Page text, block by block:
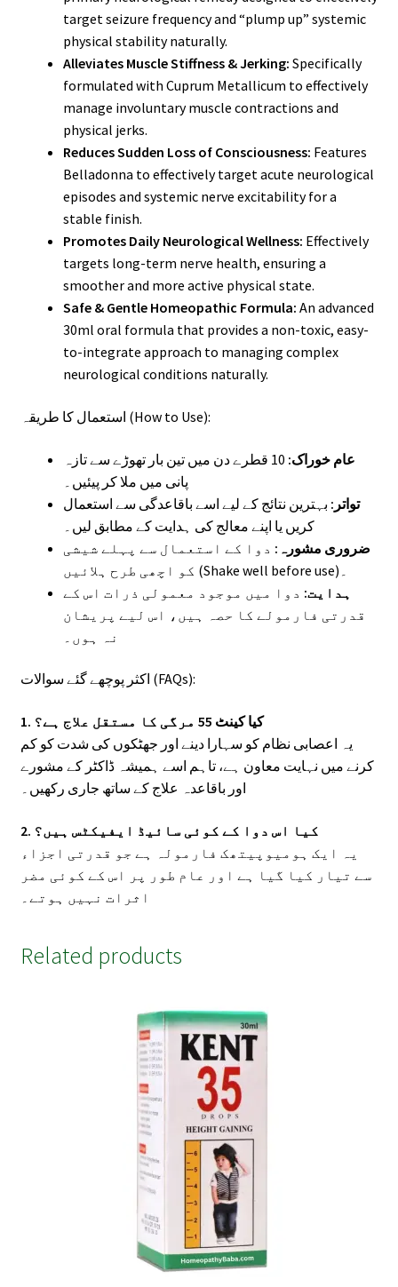
target seizure frequency and “plump up” systemic
physical stability naturally.
Alleviates Muscle Stiffness & Jerking: Specifically
formulated with Cuprum Metallicum to effectively
manage involuntary muscle contractions and
physical jerks.
Reduces Sudden Loss of Consciousness: Features
Belladonna to effectively target acute neurological
episodes and systemic nerve excitability for a
stable finish.
Promotes Daily Neurological Wellness: Effectively
targets long-term nerve health, ensuring a
smoother and more active physical state.
Safe & Gentle Homeopathic Formula: An advanced
30ml oral formula that provides a non-toxic, easy-
to-integrate approach to managing complex
neurological conditions naturally.
استعمال کا طریقہ (How to Use):
عام خوراک:
10 قطرے دن میں تین بار تھوڑے سے تازہ
پانی میں ملا کر پیئیں۔
تواتر: بہترین نتائج کے لیے اسے باقاعدگی سے استعمال
کریں یا اپنے معالج کی ہدایت کے مطابق لیں۔
ضروری مشورہ: دوا کے استعمال سے پہلے شیشی
ہدایت: دوا میں موجود معمولی ذرات اس کے
قدرتی فارمولے کا حصہ ہیں، اس لیے پریشان
نہ ہوں۔
اکثر پوچھے گئے سوالات (FAQs):
1. کیا کینٹ 55 مرگی کا مستقل علاج ہے؟
یہ اعصابی نظام کو سہارا دینے اور جھٹکوں کی شدت کو کم
کرنے میں نہایت معاون ہے، تاہم اسے ہمیشہ ڈاکٹر کے مشورے
اور باقاعدہ علاج کے ساتھ جاری رکھیں۔
2. کیا اس دوا کے کوئی سائیڈ ایفیکٹس ہیں؟
یہ ایک ہومیوپیتھک فارمولہ ہے جو قدرتی اجزاء
سے تیار کیا گیا ہے اور عام طور پر اس کے کوئی مضر
اثرات نہیں ہوتے۔
Related products